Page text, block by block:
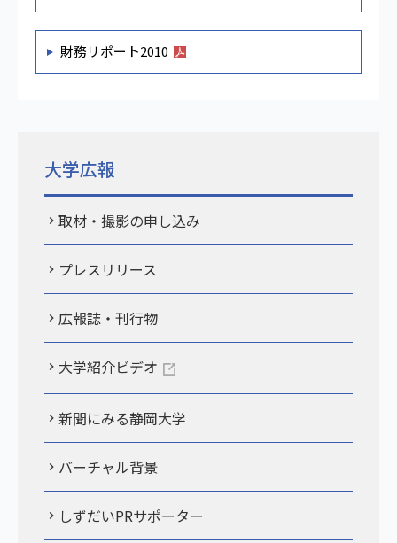
財務リポート2010
大学広報
取材・撮影の申し込み
プレスリリース
広報誌・刊行物
大学紹介ビデオ
新聞にみる静岡大学
バーチャル背景
しずだいPRサポーター